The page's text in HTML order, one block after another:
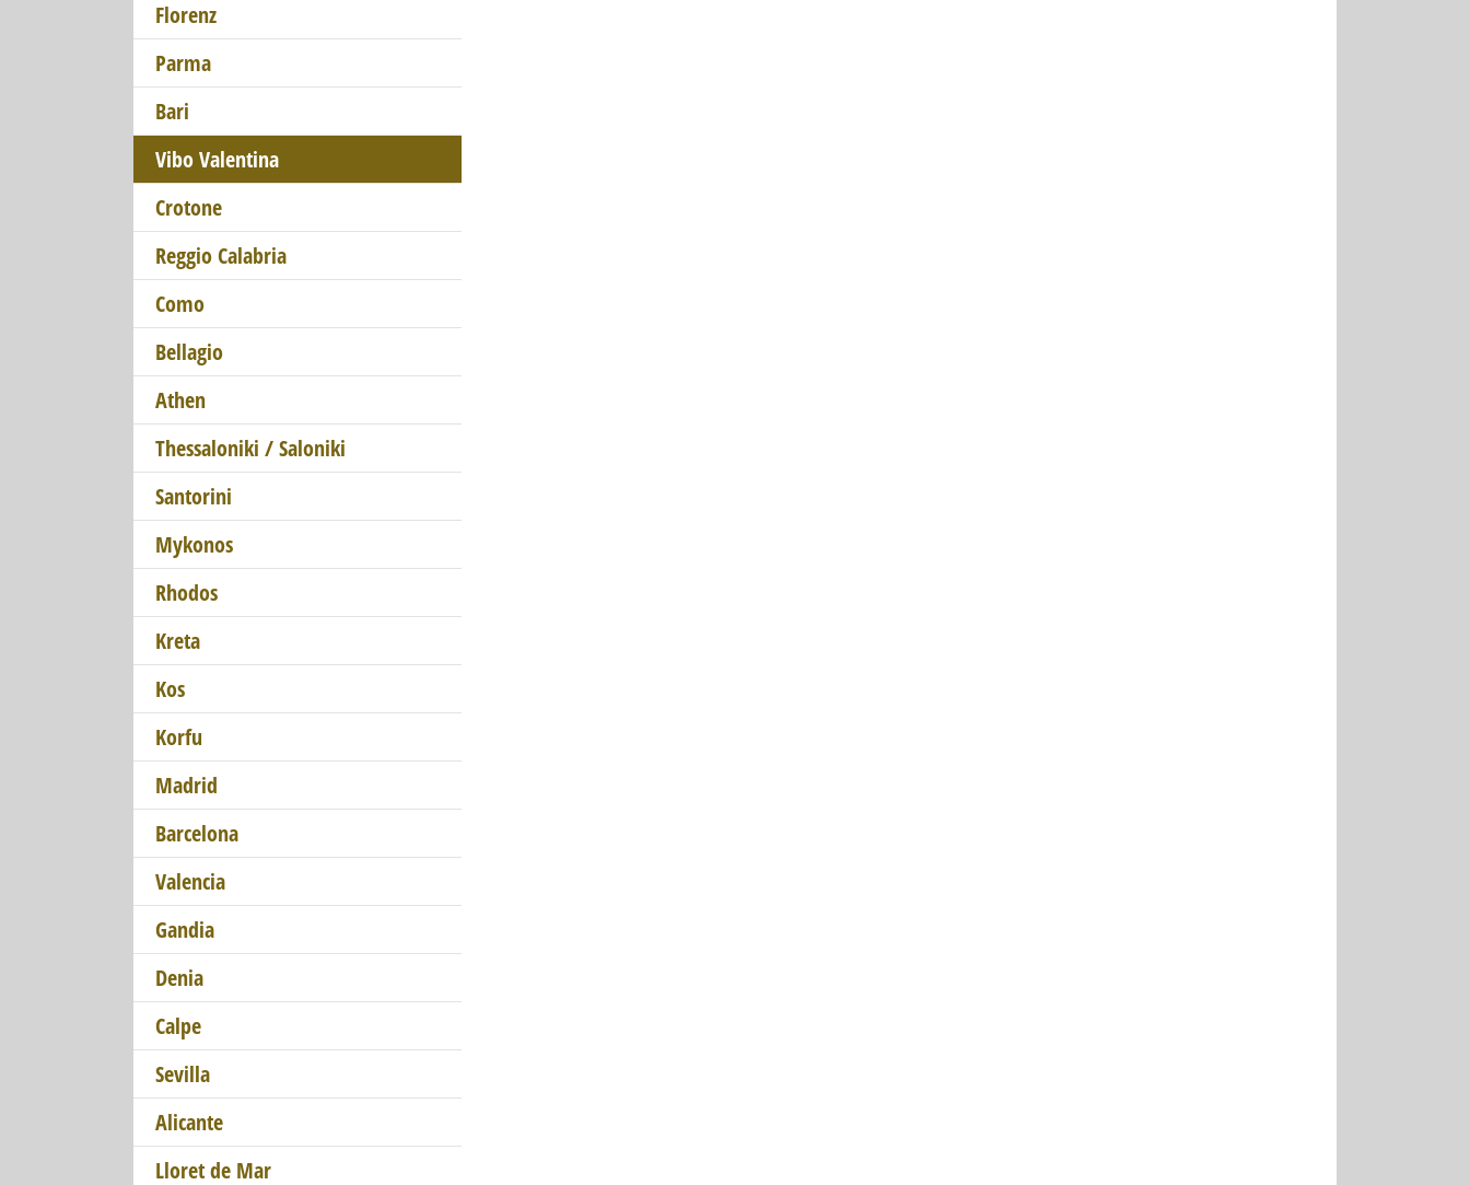
Florenz
Parma
Bari
Vibo Valentina
Crotone
Reggio Calabria
Como
Bellagio
Athen
Thessaloniki / Saloniki
Santorini
Mykonos
Rhodos
Kreta
Kos
Korfu
Madrid
Barcelona
Valencia
Gandia
Denia
Calpe
Sevilla
Alicante
Lloret de Mar